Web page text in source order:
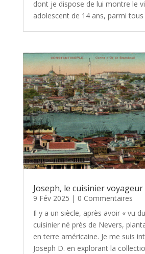
dont je dispose de lui montre le
adolescent de 14 ans, parmi tous
Joseph, le cuisinier voyageur
9 Fév 2025 | 0 Commentaires
Il y a un siècle, après avoir « vu
cuisinier né près de Nevers,
en terre américaine. Je me suis
Joseph D. en explorant la